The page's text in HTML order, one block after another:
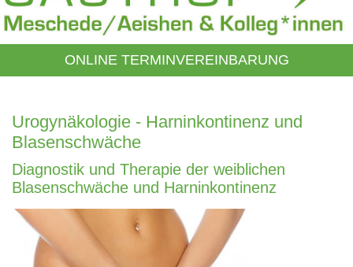
ONLINE TERMINVEREINBARUNG
Urogynäkologie - Harninkontinenz und
Blasenschwäche
Diagnostik und Therapie der weiblichen
Blasenschwäche und Harninkontinenz